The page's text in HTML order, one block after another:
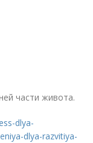
части живота.
dlya-
dlya-razvitiya-